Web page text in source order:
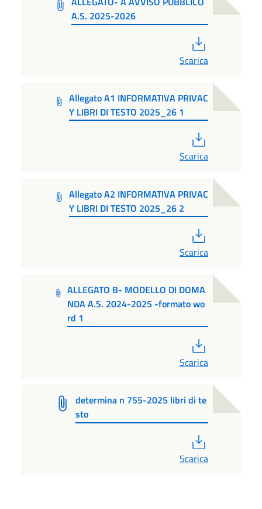
A.S. 2025-2026
Scarica
Allegato A1 INFORMATIVA PRIVAC
Y LIBRI DI TESTO 2025_26 1
Scarica
Allegato A2 INFORMATIVA PRIVAC
Y LIBRI DI TESTO 2025_26 2
Scarica
ALLEGATO B- MODELLO DI DOMA
NDA A.S. 2024-2025 -formato wo
rd 1
Scarica
determina n 755-2025 libri di te
sto
Scarica